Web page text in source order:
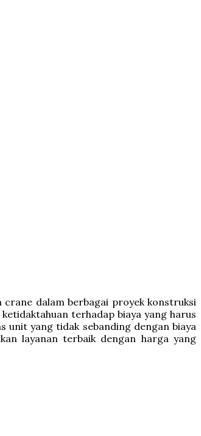
crane dalam berbagai proyek konstruksi
terhadap biaya yang harus
unit yang tidak sebanding dengan biaya
layanan terbaik dengan harga yang